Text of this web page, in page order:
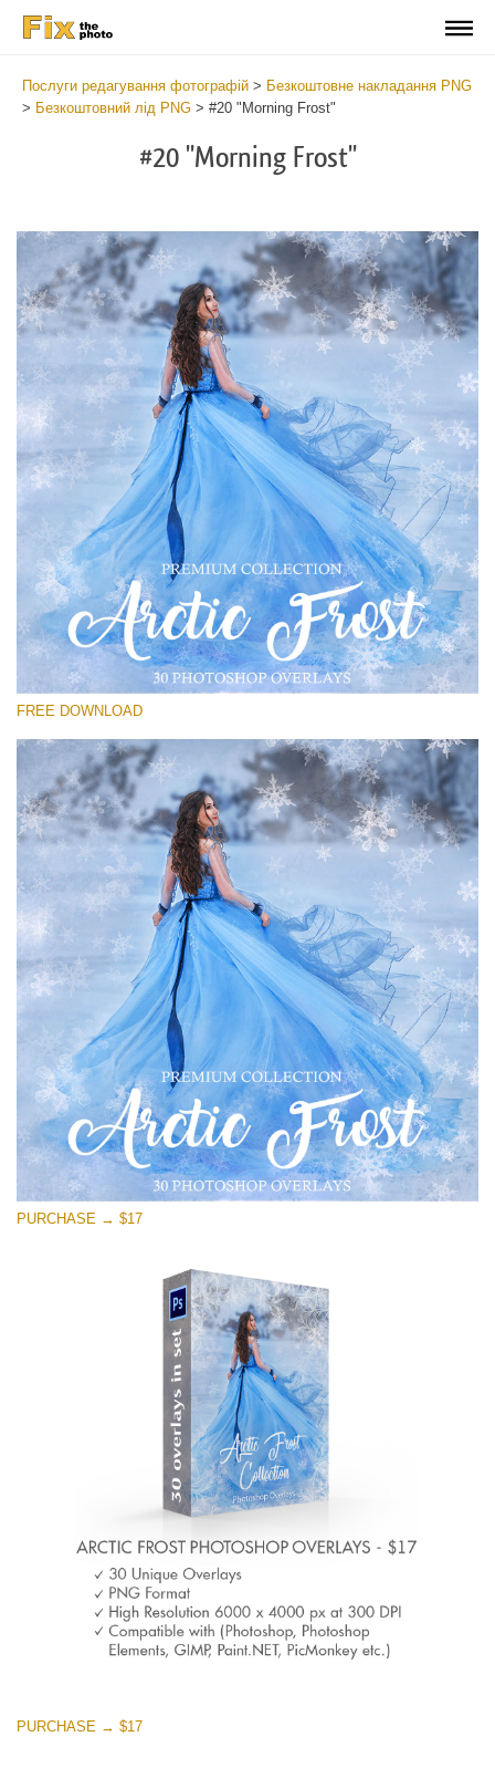
Послуги редагування фотографій > Безкоштовне накладання PNG
> Безкоштовний лід PNG > #20 "Morning Frost"
#20 "Morning Frost"
Please select
Free PNG Overlay #20
Small 800*533px
Artic Frost
(30 Overlays)
Sunlight Collection
(290 Overlays)
Large 6000*4000px
Entire Collection
(1783 Overlays)
Large 6000*4000px
Free download
FREE DOWNLOAD
PURCHASE → $17
PURCHASE → $17